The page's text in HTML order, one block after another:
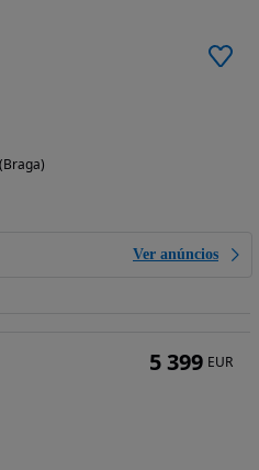
Ver anúncios
5 399 EUR